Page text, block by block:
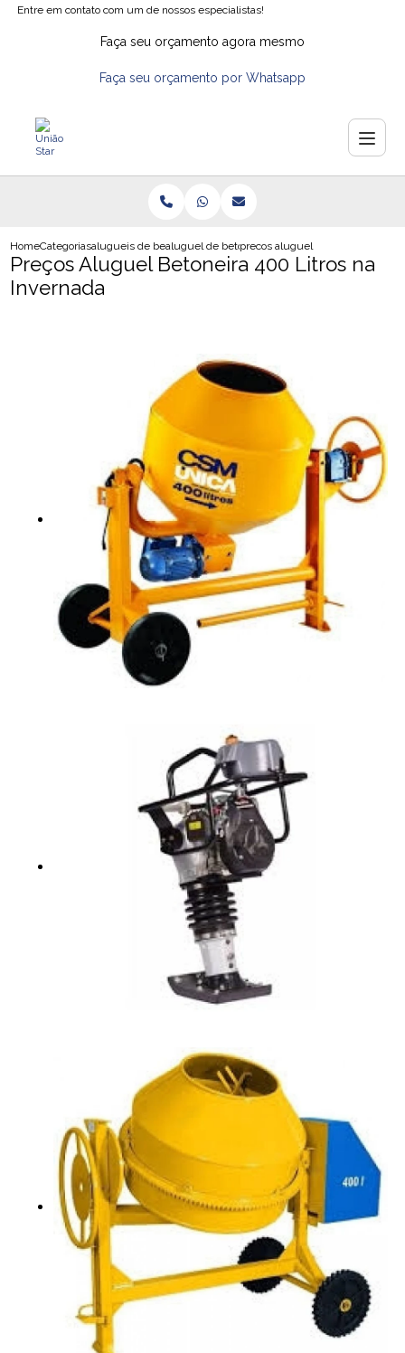
Entre em contato com um de nossos especialistas!
Faça seu orçamento agora mesmo
Faça seu orçamento por Whatsapp
HomeCategoriasalugueis de betoneirasaluguel de betoneira em diadema
precos aluguel betoneira 400
Preços Aluguel Betoneira 400 Litros na
Invernada